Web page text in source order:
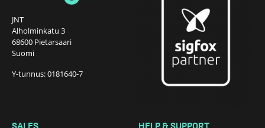
JNT
Alholminkatu 3
68600 Pietarsaari
Suomi
Y-tunnus: 0181640-7